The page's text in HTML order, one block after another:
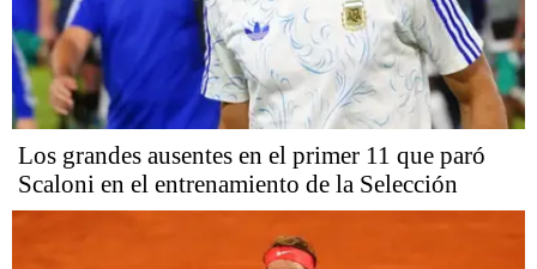
Los grandes ausentes en el primer 11 que paró
Scaloni en el entrenamiento de la Selección